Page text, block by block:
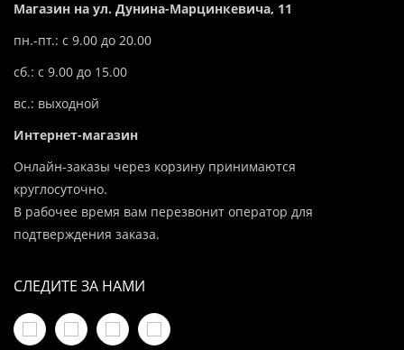
Магазин на ул. Дунина-Марцинкевича, 11
пн.-пт.: с 9.00 до 20.00
сб.: с 9.00 до 15.00
вс.: выходной
Интернет-магазин
Онлайн-заказы через корзину принимаются
круглосуточно.
В рабочее время вам перезвонит оператор для
подтверждения заказа.
СЛЕДИТЕ ЗА НАМИ